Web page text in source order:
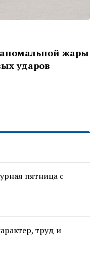
аномальной жары
ударов
пятница с
труд и